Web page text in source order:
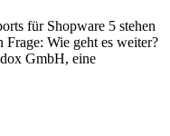
für Shopware 5 stehen
Wie geht es weiter?
GmbH, eine